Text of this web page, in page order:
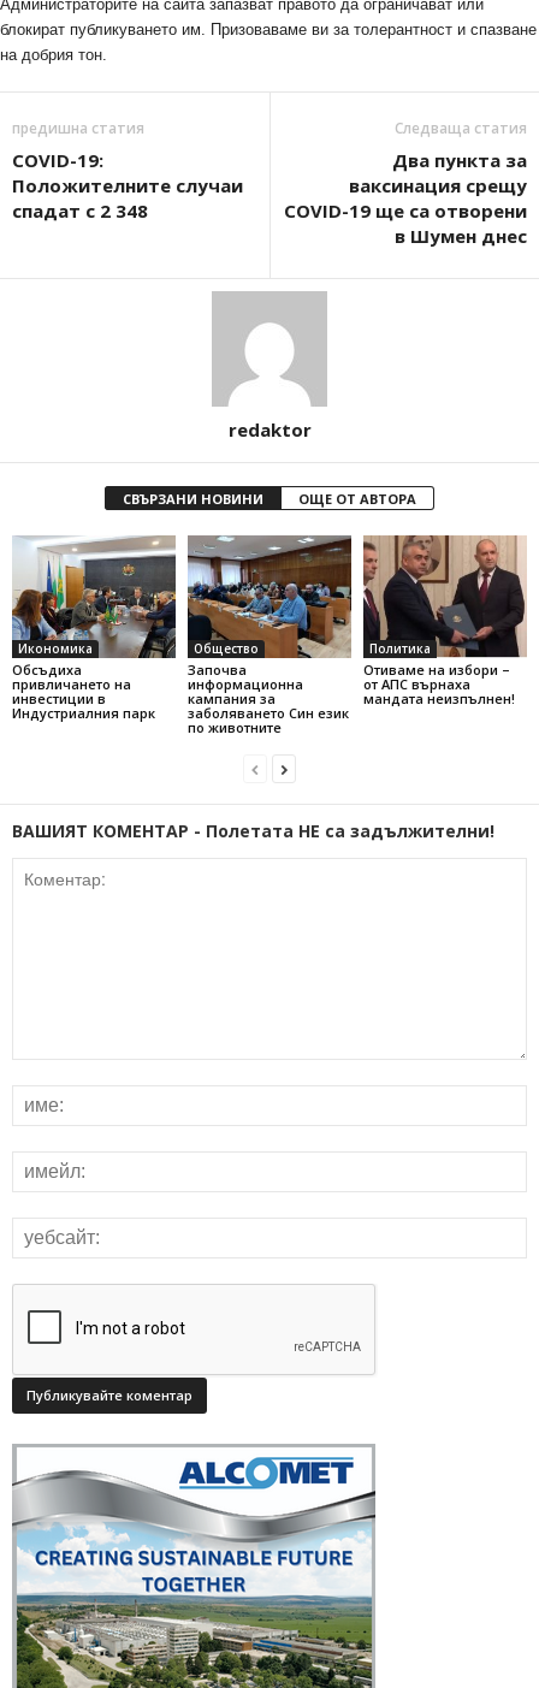
Администраторите на сайта запазват правото да ограничават или
блокират публикуването им. Призоваваме ви за толерантност и спазване
на добрия тон.
предишна статия
COVID-19:
Положителните случаи
спадат с 2 348
Следваща статия
Два пункта за
ваксинация срещу
COVID-19 ще са отворени
в Шумен днес
redaktor
СВЪРЗАНИ НОВИНИ ОЩЕ ОТ АВТОРА
Икономика
Обсъдиха
привличането на
инвестиции в
Индустриалния парк
Общество
Започва
информационна
кампания за
заболяването Син език
по животните
Политика
Отиваме на избори –
от АПС върнаха
мандата неизпълнен!
ВАШИЯТ КОМЕНТАР - Полетата НЕ са задължителни!